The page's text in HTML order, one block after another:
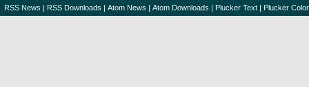
RSS News | RSS Downloads | Atom News | Atom Downloads | Plucker Text | Plucker Color